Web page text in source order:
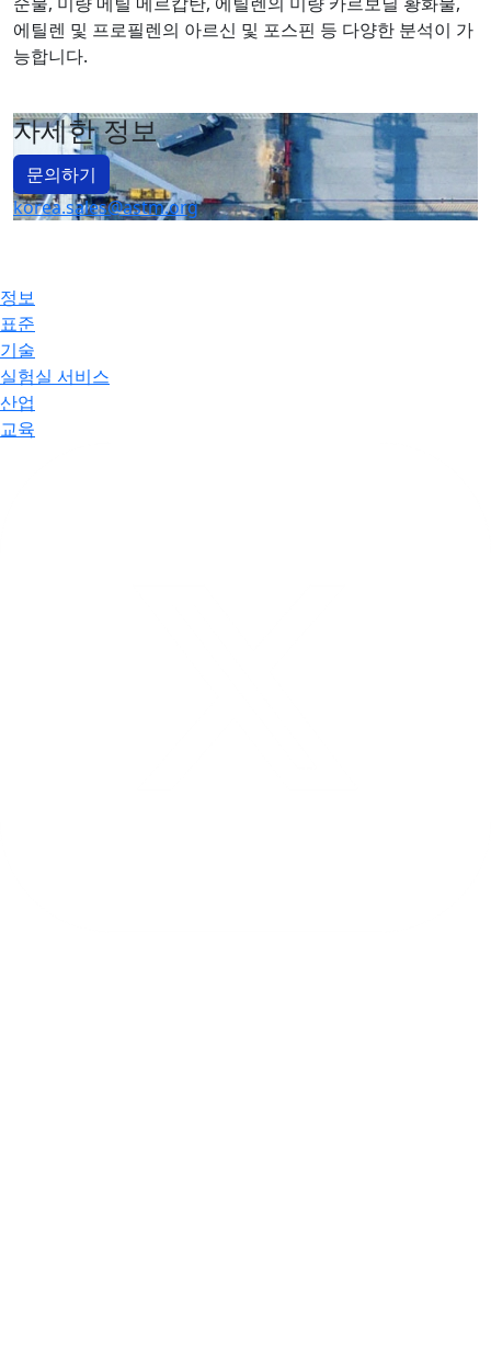
에틸렌 및 프로필렌의 아르신 및 포스핀 등 다양한 분석이 가
능합니다.
자세한 정보
문의하기
korea.sales@astm.org
정보
표준
기술
실험실 서비스
산업
교육